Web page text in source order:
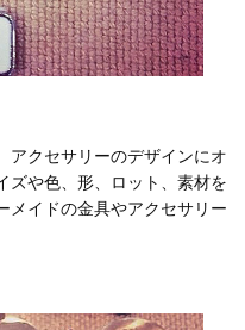
アクセサリーのデザインにオ
ズや色、形、ロット、素材を
メイドの金具やアクセサリー